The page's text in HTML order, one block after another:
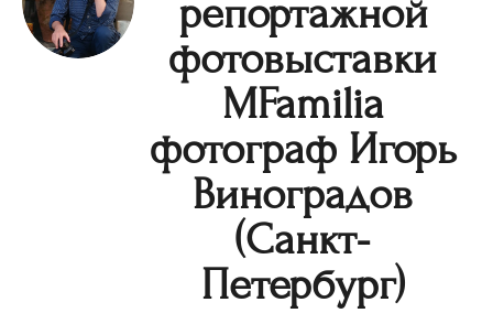
репортажной
фотовыставки
MFamilia
фотограф Игорь
Виноградов
(Санкт-
Петербург)